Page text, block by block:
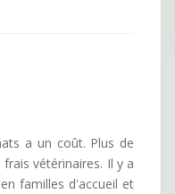
a un coût. Plus de
vétérinaires. Il y a
familles d'accueil et